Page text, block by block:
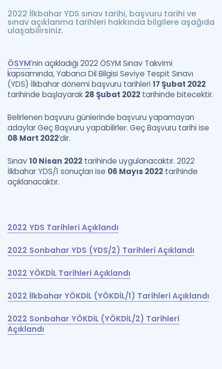
2022 İlkbahar YDS sınav tarihi, başvuru tarihi ve
sınav açıklanma tarihleri hakkında bilgilere aşağıda
ulaşabilirsiniz.
ÖSYM’nin açıkladığı 2022 ÖSYM Sınav Takvimi
kapsamında, Yabancı Dil Bilgisi Seviye Tespit Sınavı
(YDS) İlkbahar dönemi başvuru tarihleri 17 Şubat 2022
tarihinde başlayarak 28 Şubat 2022 tarihinde bitecektir.
Belirlenen başvuru günlerinde başvuru yapamayan
adaylar Geç Başvuru yapabilirler. Geç Başvuru tarihi ise
08 Mart 2022’dir.
Sınav10 Nisan 2022 tarihinde uygulanacaktır. 2022
İlkbahar YDS/1 sonuçları ise 06 Mayıs 2022 tarihinde
açıklanacaktır.
2022 YDS Tarihleri Açıklandı
2022 Sonbahar YDS (YDS/2) Tarihleri Açıklandı
2022 YÖKDİL Tarihleri Açıklandı
2022 İlkbahar YÖKDİL (YÖKDİL/1) Tarihleri Açıklandı
2022 Sonbahar YÖKDİL (YÖKDİL/2) Tarihleri
Açıklandı